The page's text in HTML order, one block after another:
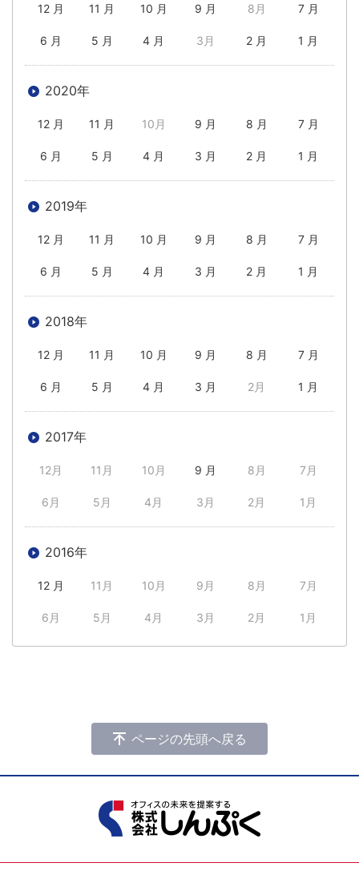
12 月 11 月 10 月 9 月 8月 7 月
6 月 5 月 4 月 3月 2 月 1 月
2020年
12 月 11 月 10月 9 月 8 月 7 月
6 月 5 月 4 月 3 月 2 月 1 月
2019年
12 月 11 月 10 月 9 月 8 月 7 月
6 月 5 月 4 月 3 月 2 月 1 月
2018年
12 月 11 月 10 月 9 月 8 月 7 月
6 月 5 月 4 月 3 月 2月 1 月
2017年
12月 11月 10月 9 月 8月 7月
6月 5月 4月 3月 2月 1月
2016年
12 月 11月 10月 9月 8月 7月
6月 5月 4月 3月 2月 1月
ページの先頭へ戻る